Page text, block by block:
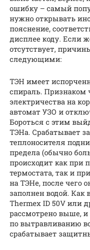
ошибку – самый
нужно открывать
пояснение,
дисплее коду. Если
отсутствует,
следующими:
ТЭН имеет
спираль. Признаком
электричества на
автомат УЗО и
Бороться с этим
ТЭНа. Срабатывает
теплоносителя
предела (обычно
происходит как при
термостата, так и
на ТЭНе, после чего
заполнен водой.
Thermex ID 50V или
рассмотрено выше,
по вытравливанию
срабатывает